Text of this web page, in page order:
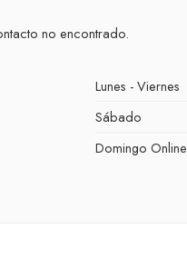
no encontrado.
Lunes - Viernes
Sábado
Domingo Online